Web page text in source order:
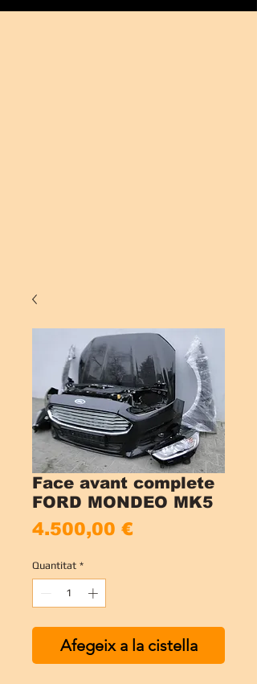
Face avant complete
FORD MONDEO MK5
4.500,00 €
Quantitat *
Afegeix a la cistella